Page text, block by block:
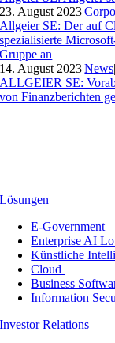
23. August 2023|
Allgeier SE: Der auf
spezialisierte
Gruppe an
14. August 2023|News|
ALLGEIER SE:
von Finanzberichten
Lösungen
E-Government
Enterprise AI
Künstliche
Cloud
Business
Information
Investor Relations